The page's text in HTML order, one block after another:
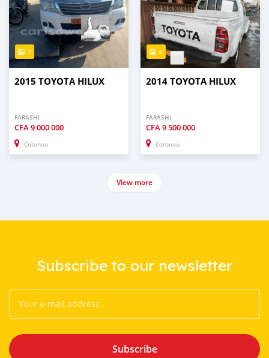
7
2015 TOYOTA HILUX
FARASHI
CFA9 000 000
Cotonou
6
2014 TOYOTA HILUX
FARASHI
CFA9 500 000
Cotonou
View more
Subscribe to our newsletter
Subscribe